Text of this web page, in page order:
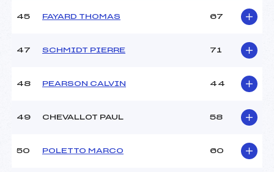
45 FAYARD THOMAS 67
47 SCHMIDT PIERRE 71
48 PEARSON CALVIN 44
49 CHEVALLOT PAUL 58
50 POLETTO MARCO 60